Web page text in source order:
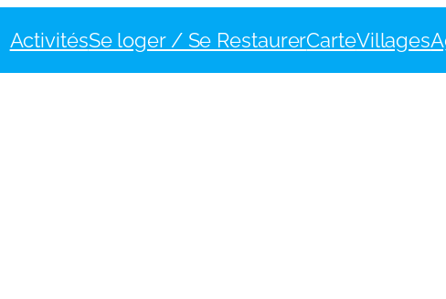
ActivitésSe loger / Se RestaurerCarteVillages